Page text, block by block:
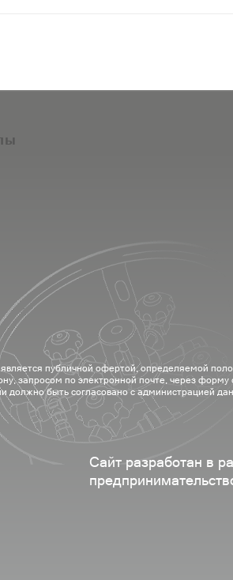
публичной офертой, определяемой
запросом по электронной почте, через
быть согласовано с администрацией
Сайт разработан в